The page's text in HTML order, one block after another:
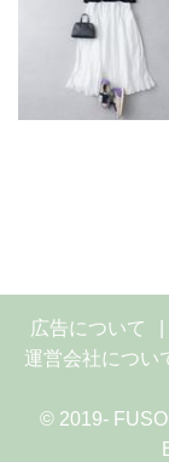
広告について
運営会社につい
© 2019-